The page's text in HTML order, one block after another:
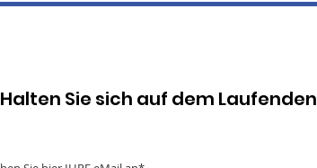
Halten Sie sich auf dem Laufenden